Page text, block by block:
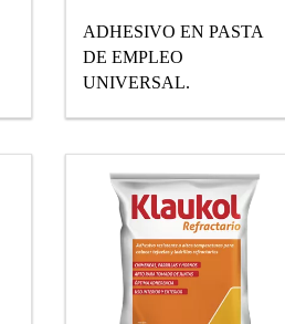
ADHESIVO EN PASTA
DE EMPLEO
UNIVERSAL.